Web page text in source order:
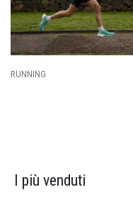
CALCIO
I più venduti